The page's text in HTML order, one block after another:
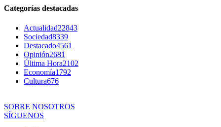
Categorías destacadas
Actualidad22843
Sociedad8339
Destacado4561
Opinión2681
Última Hora2102
Economía1792
Cultura676
SOBRE NOSOTROS
SÍGUENOS